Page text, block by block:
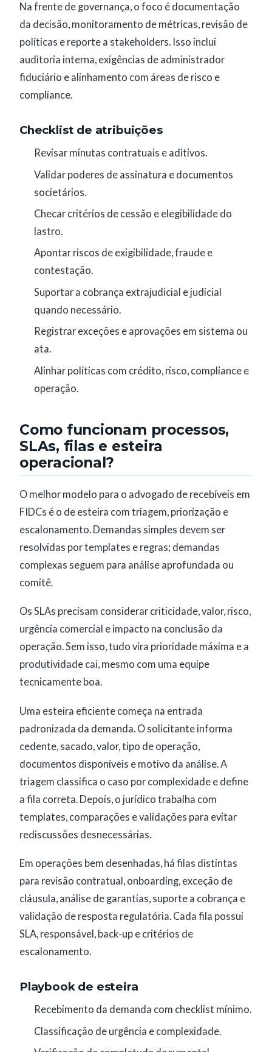
Na frente de governança, o foco é documentação
da decisão, monitoramento de métricas, revisão de
políticas e reporte a stakeholders. Isso inclui
auditoria interna, exigências de administrador
fiduciário e alinhamento com áreas de risco e
compliance.
Checklist de atribuições
Revisar minutas contratuais e aditivos.
Validar poderes de assinatura e documentos
societários.
Checar critérios de cessão e elegibilidade do
lastro.
Apontar riscos de exigibilidade, fraude e
contestação.
Suportar a cobrança extrajudicial e judicial
quando necessário.
Registrar exceções e aprovações em sistema ou
ata.
Alinhar políticas com crédito, risco, compliance e
operação.
Como funcionam processos,
SLAs, filas e esteira
operacional?
O melhor modelo para o advogado de recebíveis em
FIDCs é o de esteira com triagem, priorização e
escalonamento. Demandas simples devem ser
resolvidas por templates e regras; demandas
complexas seguem para análise aprofundada ou
comitê.
Os SLAs precisam considerar criticidade, valor, risco,
urgência comercial e impacto na conclusão da
operação. Sem isso, tudo vira prioridade máxima e a
produtividade cai, mesmo com uma equipe
tecnicamente boa.
Uma esteira eficiente começa na entrada
padronizada da demanda. O solicitante informa
cedente, sacado, valor, tipo de operação,
documentos disponíveis e motivo da análise. A
triagem classifica o caso por complexidade e define
a fila correta. Depois, o jurídico trabalha com
templates, comparações e validações para evitar
rediscussões desnecessárias.
Em operações bem desenhadas, há filas distintas
para revisão contratual, onboarding, exceção de
cláusula, análise de garantias, suporte a cobrança e
validação de resposta regulatória. Cada fila possui
SLA, responsável, back-up e critérios de
escalonamento.
Playbook de esteira
Recebimento da demanda com checklist mínimo.
Classificação de urgência e complexidade.